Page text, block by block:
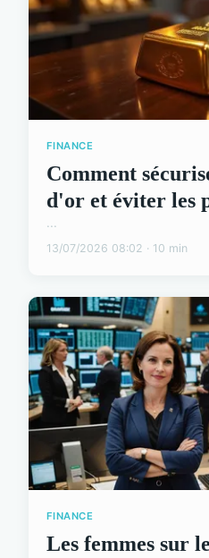
FINANCE
Comment
d'or et éviter les
...
13/07/2026 08:02 · 10 min
FINANCE
Les femmes sur